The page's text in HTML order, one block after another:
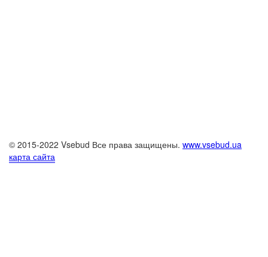
© 2015-2022 Vsebud Все права защищены. www.vsebud.ua
карта сайта